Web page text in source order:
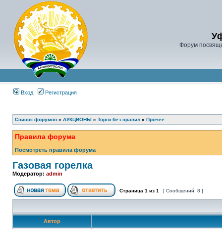
Форум
Вход Регистрация
Список форумов » АУКЦИОНЫ » Торги без правил » Прочее
Правила форума
Посмотреть правила форума
Газовая горелка
Модератор: admin
Страница 1 из 1 [ Сообщений: 8 ]
Автор